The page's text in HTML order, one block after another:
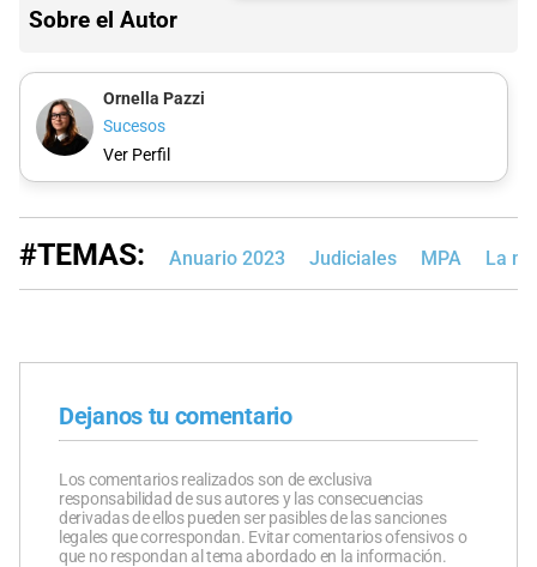
Sobre el Autor
Ornella Pazzi
Sucesos
Ver Perfil
#TEMAS: Anuario 2023 Judiciales MPA La
Dejanos tu comentario
Los comentarios realizados son de exclusiva
responsabilidad de sus autores y las consecuencias
derivadas de ellos pueden ser pasibles de las sanciones
legales que correspondan. Evitar comentarios ofensivos o
que no respondan al tema abordado en la información.